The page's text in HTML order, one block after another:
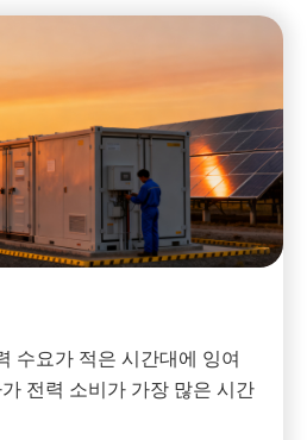
수요가 적은 시간대에 잉여
전력 소비가 가장 많은 시간